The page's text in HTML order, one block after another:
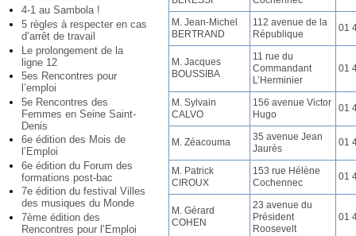
4-1 au Sambola !
5 règles à respecter en cas
d’arrêt de travail
Le prolongement de la
ligne 12
5es Rencontres pour
l’emploi
5e Rencontres des
Femmes en Seine Saint-
Denis
6e édition des Mois de
l’Emploi
6e édition du Forum des
formations post-bac
7e édition du festival Villes
des musiques du Monde
7ème édition des
Rencontres pour l’Emploi
M. Jean-Michel
BERTRAND
112 avenue de la
République
01
M. Jacques
BOUSSIBA
11 rue du
Commandant
L’Herminier
01
M. Sylvain
CALVO
156 avenue Victor
Hugo
01
M. Zéacouma
35 avenue Jean
Jaurès
01
M. Patrick
CIROUX
153 rue Hélène
Cochennec
01
M. Gérard
COHEN
23 avenue du
Président
Roosevelt
01